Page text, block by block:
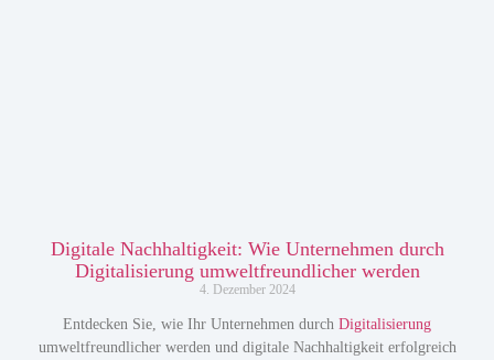
Digitale Nachhaltigkeit: Wie Unternehmen durch
Digitalisierung umweltfreundlicher werden
4. Dezember 2024
Entdecken Sie, wie Ihr Unternehmen durch Digitalisierung
umweltfreundlicher werden und digitale Nachhaltigkeit erfolgreich